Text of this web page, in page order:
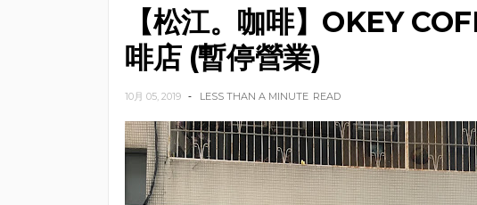
【松江。咖啡】OKEY
啡店 (暫停營業)
10月 05, 2019 LESS THAN A MINUTE READ